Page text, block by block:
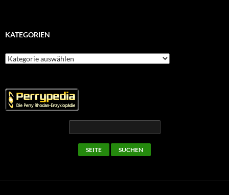
KATEGORIEN
Kategorien